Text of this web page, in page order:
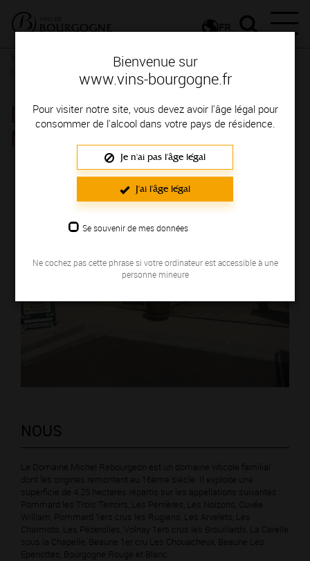
Bienvenue sur
www.vins-bourgogne.fr
Pour visiter notre site, vous devez avoir l'âge légal pour
consommer de l'alcool dans votre pays de résidence.
Je n'ai pas l'âge légal
J'ai l'âge légal
Se souvenir de mes données
Ne cochez pas cette phrase si votre ordinateur est accessible à une
personne mineure
FR
Femmes et hommes passionnés
DOMAINE REBOURGEON
MICHEL
Région de production : COTE DE BEAUNE
NOUS
Le Domaine Michel Rebourgeon est un domaine viticole familial
dont les origines remontent au 16ème siècle. Il exploite une
superficie de 4.25 hectares répartis sur les appellations suivantes :
Pommard les Trois Terroirs, Les Perrières, Les Noizons, Cuvée
William, Pommard 1ers crus les Rugiens, Les Arvelets, Les
Charmots, Les Pézerolles, Volnay 1ers crus les Brouillards, La Carelle
sous la Chapelle, Beaune 1er cru Les Chouacheux, Beaune Les
Epenottes, Bourgogne Rouge et Blanc.